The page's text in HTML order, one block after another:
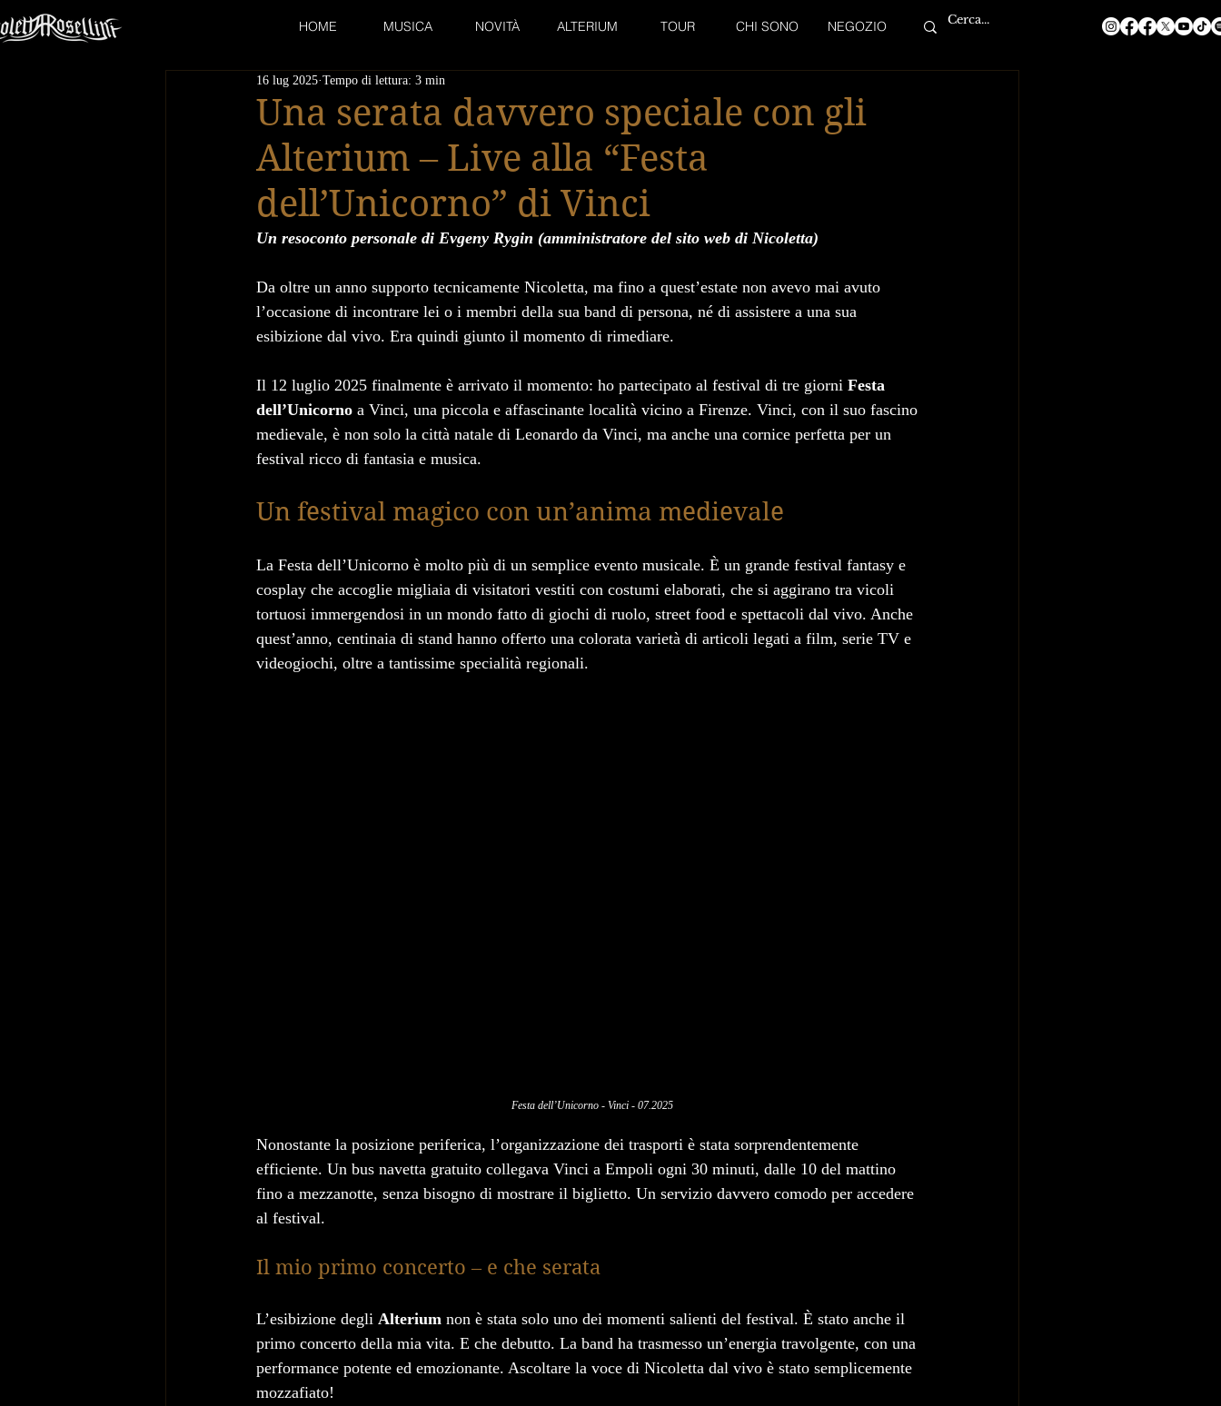
HOME MUSICA NOVITÀ ALTERIUM TOUR CHI SONO NEGOZIO
Una serata davvero speciale con gli
Alterium – Live alla “Festa
dell’Unicorno” di Vinci
16 lug 2025 Tempo di lettura: 3 min
Un resoconto personale di Evgeny Rygin (amministratore del sito web di Nicoletta)
Da oltre un anno supporto tecnicamente Nicoletta, ma fino a quest’estate non avevo mai avuto
l’occasione di incontrare lei o i membri della sua band di persona, né di assistere a una sua
esibizione dal vivo. Era quindi giunto il momento di rimediare.
Il 12 luglio 2025 finalmente è arrivato il momento: ho partecipato al festival di tre giorni Festa
dell’Unicorno a Vinci, una piccola e affascinante località vicino a Firenze. Vinci, con il suo fascino
medievale, è non solo la città natale di Leonardo da Vinci, ma anche una cornice perfetta per un
festival ricco di fantasia e musica.
Un festival magico con un’anima medievale
La Festa dell’Unicorno è molto più di un semplice evento musicale. È un grande festival fantasy e
cosplay che accoglie migliaia di visitatori vestiti con costumi elaborati, che si aggirano tra vicoli
tortuosi immergendosi in un mondo fatto di giochi di ruolo, street food e spettacoli dal vivo. Anche
quest’anno, centinaia di stand hanno offerto una colorata varietà di articoli legati a film, serie TV e
videogiochi, oltre a tantissime specialità regionali.
Festa dell’Unicorno - Vinci - 07.2025
Nonostante la posizione periferica, l’organizzazione dei trasporti è stata sorprendentemente
efficiente. Un bus navetta gratuito collegava Vinci a Empoli ogni 30 minuti, dalle 10 del mattino
fino a mezzanotte, senza bisogno di mostrare il biglietto. Un servizio davvero comodo per accedere
al festival.
Il mio primo concerto – e che serata
L’esibizione degli Alterium non è stata solo uno dei momenti salienti del festival. È stato anche il
primo concerto della mia vita. E che debutto. La band ha trasmesso un’energia travolgente, con una
performance potente ed emozionante. Ascoltare la voce di Nicoletta dal vivo è stato semplicemente
mozzafiato!